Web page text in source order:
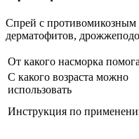
Спрей с противомикозным
дерматофитов,
От какого насморка
С какого возраста можно
использовать
Инструкция по